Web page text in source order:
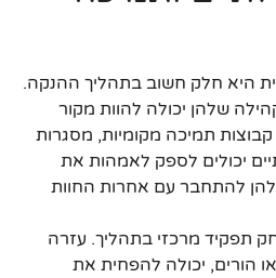
היא חלק חשוב בתהליך ההנקה.
שלהן יכולה להוות מקור
תמיכה מקומיות, מסגרות
יכולים לספק לאמהות את
להתחבר עם אחרות החוות
תפקיד מרכזי בתהליך. עזרה
הורים, יכולה להפחית את